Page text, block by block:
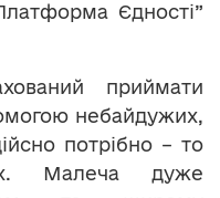
Єдності”
приймати
небайдужих,
потрібно – то
Малеча дуже